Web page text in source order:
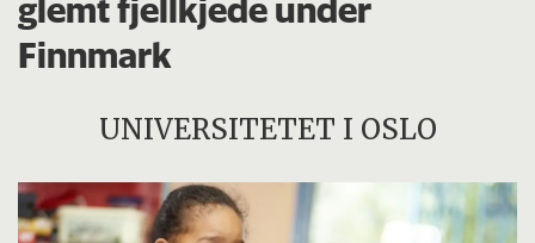
glemt fjellkjede under
Finnmark
UNIVERSITETET I OSLO